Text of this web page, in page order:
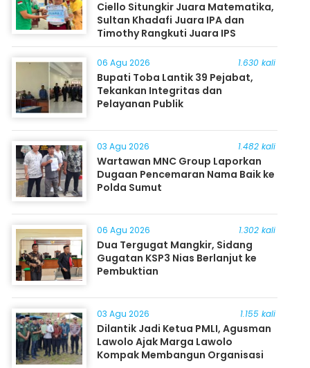
Ciello Situngkir Juara Matematika,
Sultan Khadafi Juara IPA dan
Timothy Rangkuti Juara IPS
06 Agu 2026 1.630 kali
Bupati Toba Lantik 39 Pejabat,
Tekankan Integritas dan
Pelayanan Publik
03 Agu 2026 1.482 kali
Wartawan MNC Group Laporkan
Dugaan Pencemaran Nama Baik ke
Polda Sumut
06 Agu 2026 1.302 kali
Dua Tergugat Mangkir, Sidang
Gugatan KSP3 Nias Berlanjut ke
Pembuktian
03 Agu 2026 1.155 kali
Dilantik Jadi Ketua PMLI, Agusman
Lawolo Ajak Marga Lawolo
Kompak Membangun Organisasi